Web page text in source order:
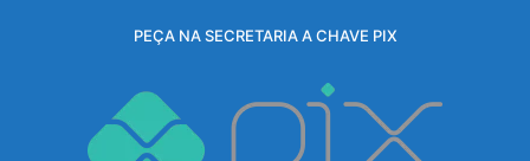
PEÇA NA SECRETARIA A CHAVE PIX